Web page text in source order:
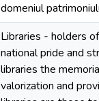
domeniul
Libraries - holders
national pride and
libraries the
valorization and